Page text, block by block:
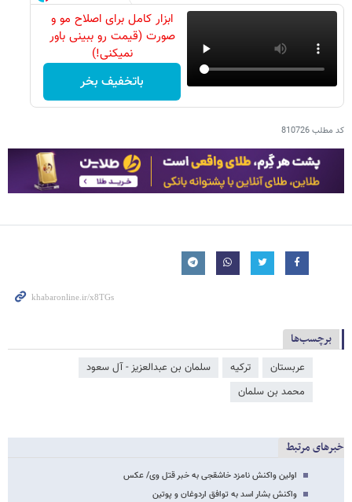
ابزار کامل برای اصلاح مو و
صورت (قیمت رو ببینی باور
نمیکنی!)
باتخفیف بخر
کد مطلب810726
برچسب‌ها
عربستان ترکیه
سلمان‌ بن‌ عبدالعزیز - آل سعود
محمد بن سلمان
خبرهای مرتبط
اولین واکنش نامزد خاشقجی به خبر قتل وی/ عکس
واکنش بشار اسد به توافق اردوغان و پوتین